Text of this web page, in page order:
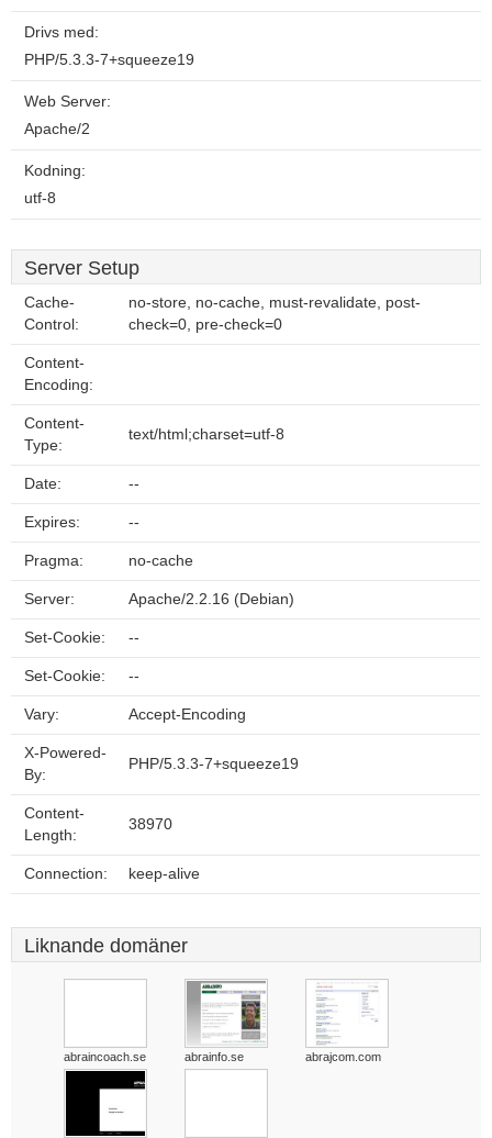
Drivs med:
PHP/5.3.3-7+squeeze19
Web Server:
Apache/2
Kodning:
utf-8
Server Setup
Cache-
Control:
no-store, no-cache, must-revalidate, post-
check=0, pre-check=0
Content-
Encoding:
Content-
Type:
text/html;charset=utf-8
Date: --
Expires: --
Pragma: no-cache
Server: Apache/2.2.16 (Debian)
Set-Cookie: --
Set-Cookie: --
Vary: Accept-Encoding
X-Powered-
By:
PHP/5.3.3-7+squeeze19
Content-
Length:
38970
Connection: keep-alive
Liknande domäner
abraincoach.se abrainfo.se abrajcom.com